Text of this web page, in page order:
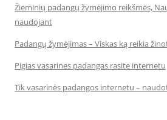
Žieminių padangų žymėjimo reikšmės,
naudojant
Padangų žymėjimas – Viskas ką reikia
Pigias vasarines padangas rasite internetu
Tik vasarinės padangos internetu –